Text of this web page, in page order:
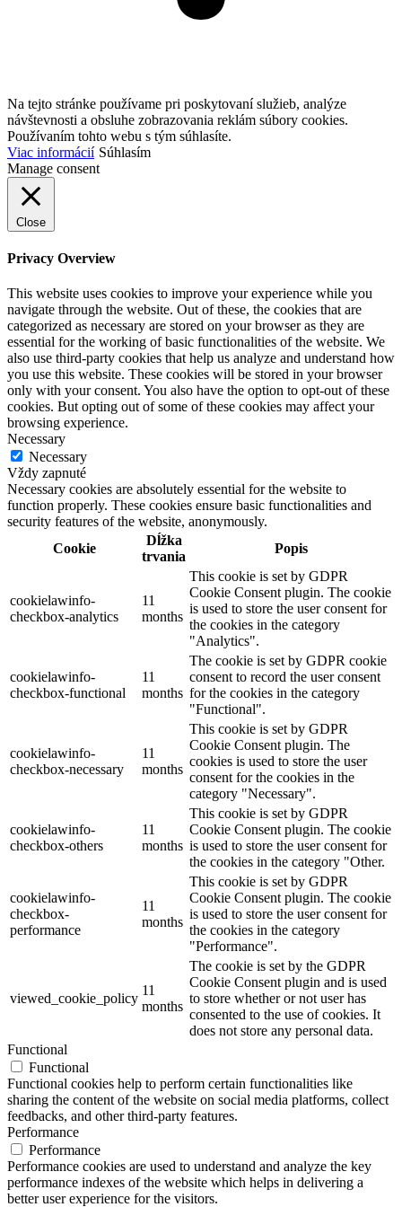
Na tejto stránke používame pri poskytovaní služieb, analýze
návštevnosti a obsluhe zobrazovania reklám súbory cookies.
Používaním tohto webu s tým súhlasíte.
Viac informácií Súhlasím
Manage consent
Close
Privacy Overview
This website uses cookies to improve your experience while you
navigate through the website. Out of these, the cookies that are
categorized as necessary are stored on your browser as they are
essential for the working of basic functionalities of the website. We
also use third-party cookies that help us analyze and understand how
you use this website. These cookies will be stored in your browser
only with your consent. You also have the option to opt-out of these
cookies. But opting out of some of these cookies may affect your
browsing experience.
Necessary
Necessary
Vždy zapnuté
Necessary cookies are absolutely essential for the website to
function properly. These cookies ensure basic functionalities and
security features of the website, anonymously.
Cookie
Dĺžka
trvania
Popis
cookielawinfo-
checkbox-analytics
11
months
This cookie is set by GDPR
Cookie Consent plugin. The cookie
is used to store the user consent for
the cookies in the category
"Analytics".
cookielawinfo-
checkbox-functional
11
months
The cookie is set by GDPR cookie
consent to record the user consent
for the cookies in the category
"Functional".
cookielawinfo-
checkbox-necessary
11
months
This cookie is set by GDPR
Cookie Consent plugin. The
cookies is used to store the user
consent for the cookies in the
category "Necessary".
cookielawinfo-
checkbox-others
11
months
This cookie is set by GDPR
Cookie Consent plugin. The cookie
is used to store the user consent for
the cookies in the category "Other.
cookielawinfo-
checkbox-
performance
11
months
This cookie is set by GDPR
Cookie Consent plugin. The cookie
is used to store the user consent for
the cookies in the category
"Performance".
viewed_cookie_policy
11
months
The cookie is set by the GDPR
Cookie Consent plugin and is used
to store whether or not user has
consented to the use of cookies. It
does not store any personal data.
Functional
Functional
Functional cookies help to perform certain functionalities like
sharing the content of the website on social media platforms, collect
feedbacks, and other third-party features.
Performance
Performance
Performance cookies are used to understand and analyze the key
performance indexes of the website which helps in delivering a
better user experience for the visitors.